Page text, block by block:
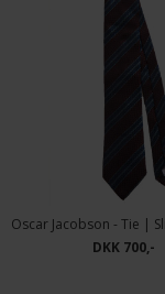
DKK 700,-